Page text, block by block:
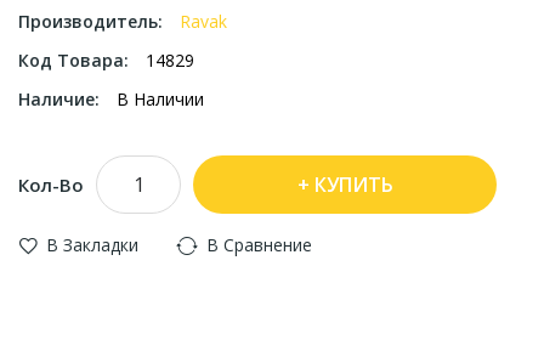
Производитель:
Ravak
Код Товара:
14829
Наличие:
В Наличии
Кол-Во КУПИТЬ
В Закладки В Сравнение